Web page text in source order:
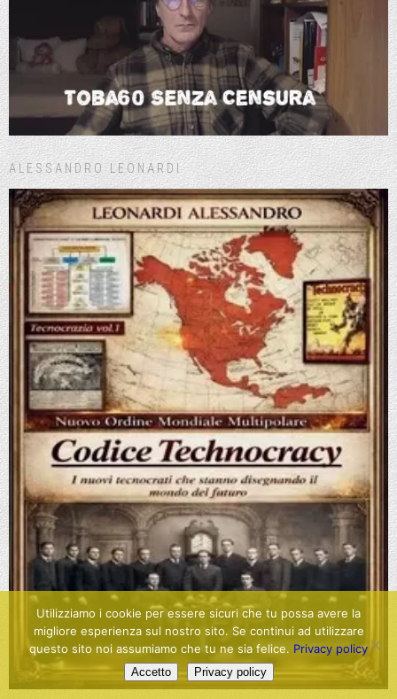
ALESSANDRO LEONARDI
Utilizziamo i cookie per essere sicuri che tu possa avere la
migliore esperienza sul nostro sito. Se continui ad utilizzare
questo sito noi assumiamo che tu ne sia felice. Privacy policy
Accetto Privacy policy